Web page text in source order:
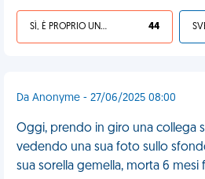
SÌ, È PROPRIO UNA VDM! 44
Da Anonyme - 27/06/2025 08:00
Oggi, prendo in giro una collega
vedendo una sua foto sullo
sua sorella gemella, morta 6 mesi